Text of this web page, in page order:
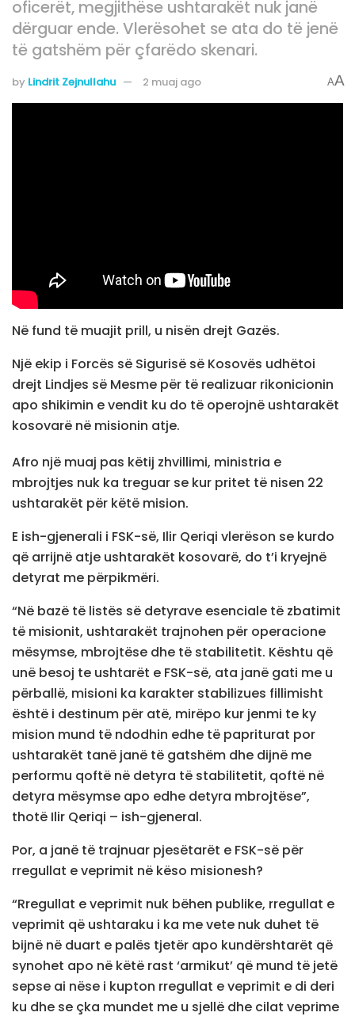
oficerët, megjithëse ushtarakët nuk janë
dërguar ende. Vlerësohet se ata do të jenë
të gatshëm për çfarëdo skenari.
by Lindrit Zejnullahu 2 muaj ago AA
Në fund të muajit prill, u nisën drejt Gazës.
Një ekip i Forcës së Sigurisë së Kosovës udhëtoi
drejt Lindjes së Mesme për të realizuar rikonicionin
apo shikimin e vendit ku do të operojnë ushtarakët
kosovarë në misionin atje.
Afro një muaj pas këtij zhvillimi, ministria e
mbrojtjes nuk ka treguar se kur pritet të nisen 22
ushtarakët për këtë mision.
E ish-gjenerali i FSK-së, Ilir Qeriqi vlerëson se kurdo
që arrijnë atje ushtarakët kosovarë, do t’i kryejnë
detyrat me përpikmëri.
“Në bazë të listës së detyrave esenciale të zbatimit
të misionit, ushtarakët trajnohen për operacione
mësymse, mbrojtëse dhe të stabilitetit. Kështu që
unë besoj te ushtarët e FSK-së, ata janë gati me u
përballë, misioni ka karakter stabilizues fillimisht
është i destinum për atë, mirëpo kur jenmi te ky
mision mund të ndodhin edhe të papriturat por
ushtarakët tanë janë të gatshëm dhe dijnë me
performu qoftë në detyra të stabilitetit, qoftë në
detyra mësymse apo edhe detyra mbrojtëse”,
thotë Ilir Qeriqi – ish-gjeneral.
Por, a janë të trajnuar pjesëtarët e FSK-së për
rregullat e veprimit në këso misionesh?
“Rregullat e veprimit nuk bëhen publike, rregullat e
veprimit që ushtaraku i ka me vete nuk duhet të
bijnë në duart e palës tjetër apo kundërshtarët që
synohet apo në këtë rast ‘armikut’ që mund të jetë
sepse ai nëse i kupton rregullat e veprimit e di deri
ku dhe se çka mundet me u sjellë dhe cilat veprime